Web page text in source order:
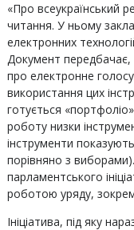
«Про всеукраїнський
читання. У ньому
електронних
Документ передбачає,
про електронне
використання цих
готується
роботу низки
інструменти
порівняно з
парламентського
роботою уряду,
Ініціатива, під яку